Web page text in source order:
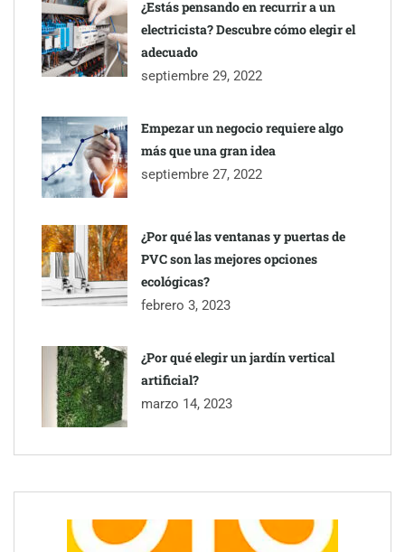
Todo lo que necesitas saber antes de instalar una piscina de
Beneficios del servicio de alquiler de grúas
¿Estás pensando en recurrir a un
electricista? Descubre cómo elegir el
adecuado
septiembre 29, 2022
Empezar un negocio requiere algo
más que una gran idea
septiembre 27, 2022
¿Por qué las ventanas y puertas de
PVC son las mejores opciones
ecológicas?
febrero 3, 2023
¿Por qué elegir un jardín vertical
artificial?
marzo 14, 2023